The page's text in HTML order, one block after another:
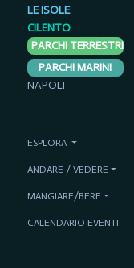
LE ISOLE
CILENTO
PARCHI TERRESTRI
PARCHI MARINI
NAPOLI
ESPLORA
ANDARE / VEDERE
MANGIARE/BERE
CALENDARIO EVENTI